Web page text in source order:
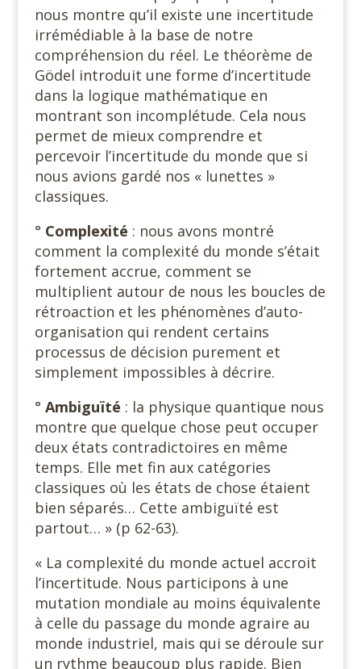
nous montre qu’il existe une incertitude
irrémédiable à la base de notre
compréhension du réel. Le théorème de
Gödel introduit une forme d’incertitude
dans la logique mathématique en
montrant son incomplétude. Cela nous
permet de mieux comprendre et
percevoir l’incertitude du monde que si
nous avions gardé nos « lunettes »
classiques.
° Complexité : nous avons montré
comment la complexité du monde s’était
fortement accrue, comment se
multiplient autour de nous les boucles de
rétroaction et les phénomènes d’auto-
organisation qui rendent certains
processus de décision purement et
simplement impossibles à décrire.
° Ambiguïté : la physique quantique nous
montre que quelque chose peut occuper
deux états contradictoires en même
temps. Elle met fin aux catégories
classiques où les états de chose étaient
bien séparés… Cette ambiguïté est
partout… » (p 62-63).
« La complexité du monde actuel accroit
l’incertitude. Nous participons à une
mutation mondiale au moins équivalente
à celle du passage du monde agraire au
monde industriel, mais qui se déroule sur
un rythme beaucoup plus rapide. Bien